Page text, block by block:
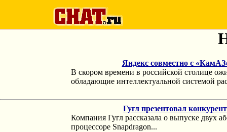
Яндекс совместно с
В скором времени в российской столице
обладающие интеллектуальной системой
Гугл презентовал
Компания Гугл рассказала о выпуске двух
процессоре Snapdragon...